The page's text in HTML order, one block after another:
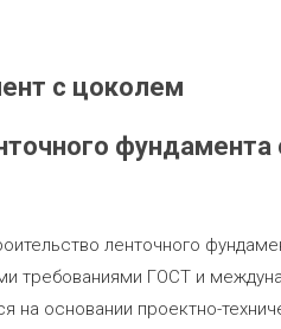
с цоколем
ленточного
требованиями ГОСТ и
на основании проектно-